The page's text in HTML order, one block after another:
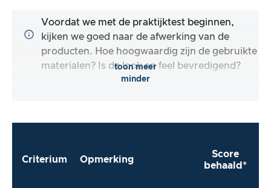
Voordat we met de praktijktest beginnen,
kijken we goed naar de afwerking van de
producten. Hoe hoogwaardig zijn de gebruikte
materialen? Is de look en feel bevredigend?
toon meer
minder
Criterium Opmerking
Score
behaald*